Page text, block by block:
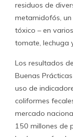
residuos de
metamidofós,
tóxico – en
tomate, lechuga
Los resultados
Buenas
uso de
coliformes
mercado
150 millones de